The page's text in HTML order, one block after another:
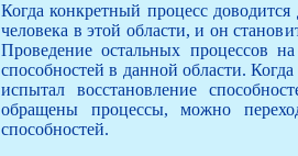
Когда конкретный процесс доводится
человека в этой области, и он
Проведение остальных процессов
способностей в данной области.
испытал восстановление
обращены процессы, можно
способностей.